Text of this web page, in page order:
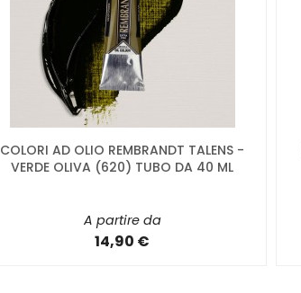
COLORI AD OLIO REMBRANDT TALENS -
VERDE OLIVA (620) TUBO DA 40 ML
A partire da
14,90 €